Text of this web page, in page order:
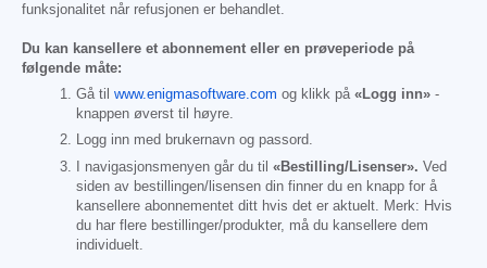
funksjonalitet når refusjonen er behandlet.
Du kan kansellere et abonnement eller en prøveperiode på
følgende måte:
Gå til www.enigmasoftware.com og klikk på «Logg inn» -
knappen øverst til høyre.
Logg inn med brukernavn og passord.
I navigasjonsmenyen går du til «Bestilling/Lisenser». Ved
siden av bestillingen/lisensen din finner du en knapp for å
kansellere abonnementet ditt hvis det er aktuelt. Merk: Hvis
du har flere bestillinger/produkter, må du kansellere dem
individuelt.